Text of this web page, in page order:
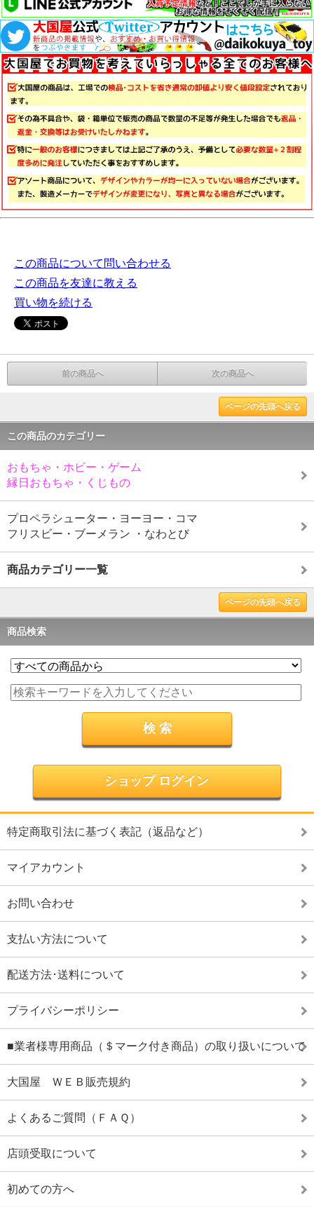
この商品について問い合わせる
この商品を友達に教える
買い物を続ける
前の商品へ 次の商品へ
ページの先頭へ戻る
この商品のカテゴリー
おもちゃ・ホビー・ゲーム
縁日おもちゃ・くじもの
プロペラシューター・ヨーヨー・コマ
フリスビー・ブーメラン ・なわとび
商品カテゴリー一覧
ページの先頭へ戻る
商品検索
ショップ ログイン
特定商取引法に基づく表記（返品など）
マイアカウント
お問い合わせ
支払い方法について
配送方法･送料について
プライバシーポリシー
■業者様専用商品（＄マーク付き商品）の取り扱いについて
大国屋 ＷＥＢ販売規約
よくあるご質問（ＦＡＱ）
店頭受取について
初めての方へ